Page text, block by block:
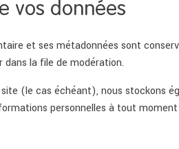
vos données
et ses métadonnées sont
dans la file de modération.
(le cas échéant), nous stockons
personnelles à tout